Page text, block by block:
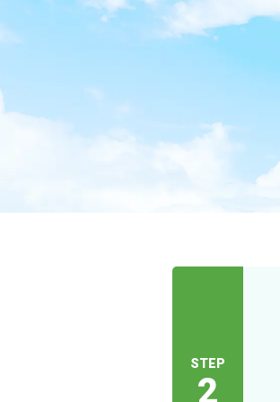
STEP
2